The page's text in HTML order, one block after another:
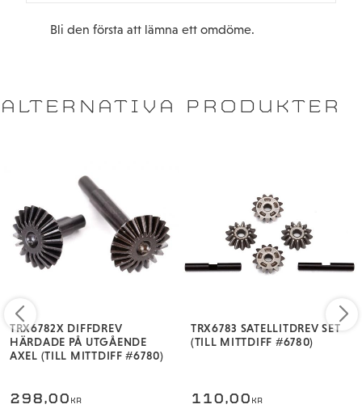
Bli den första att lämna ett omdöme.
ALTERNATIVA PRODUKTER
TRX6782X DIFFDREV
HÄRDADE PÅ UTGÅENDE
AXEL (TILL MITTDIFF #6780)
298,00 KR
TRX6783 SATELLITDREV SET
(TILL MITTDIFF #6780)
110,00 KR